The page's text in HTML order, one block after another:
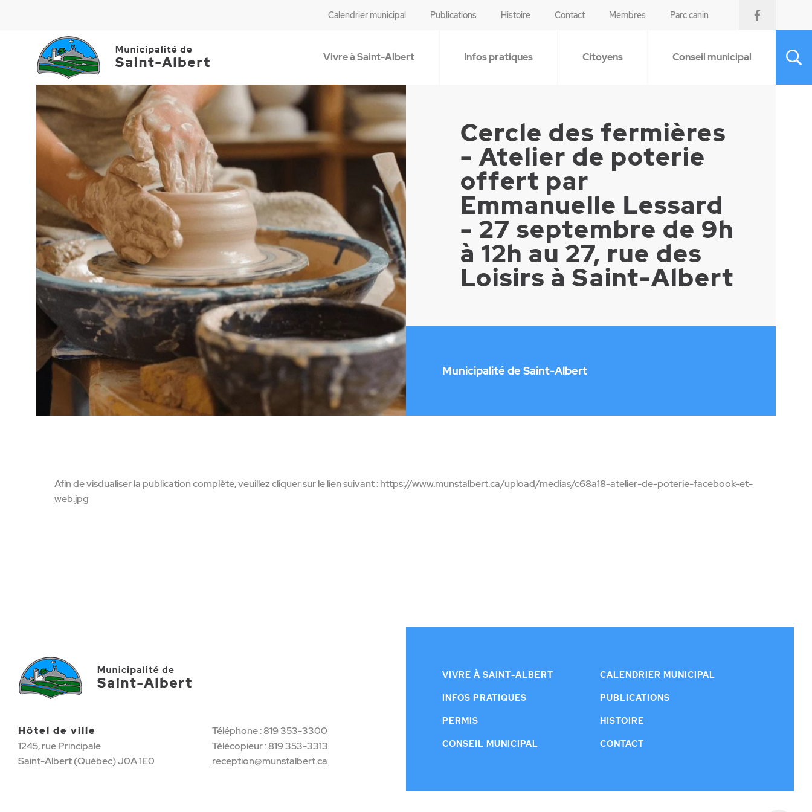
Calendrier municipal Publications Histoire Contact Membres Parc canin
Vivre à Saint-Albert Infos pratiques Citoyens Conseil municipal
Cercle des fermières
- Atelier de poterie
offert par
Emmanuelle Lessard
- 27 septembre de 9h
à 12h au 27, rue des
Loisirs à Saint-Albert
Municipalité de Saint-Albert
Afin de visdualiser la publication complète, veuillez cliquer sur le lien suivant :https://www.munstalbert.ca/upload/medias/c68a18-atelier-de-poterie-facebook-et-
web.jpg
Hôtel de ville
1245, rue Principale
Saint-Albert (Québec) J0A 1E0
Téléphone :819 353-3300
Télécopieur :819 353-3313
reception@munstalbert.ca
VIVRE À SAINT-ALBERT
INFOS PRATIQUES
PERMIS
CONSEIL MUNICIPAL
CALENDRIER MUNICIPAL
PUBLICATIONS
HISTOIRE
CONTACT